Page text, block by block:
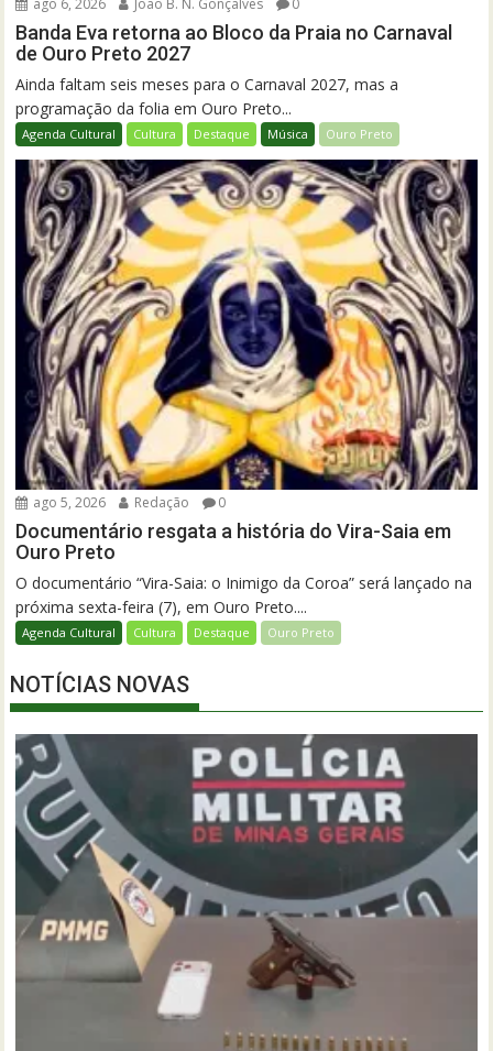
ago 6, 2026 João B. N. Gonçalves 0
Banda Eva retorna ao Bloco da Praia no Carnaval
de Ouro Preto 2027
Ainda faltam seis meses para o Carnaval 2027, mas a
programação da folia em Ouro Preto...
Agenda Cultural Cultura Destaque Música Ouro Preto
ago 5, 2026 Redação 0
Documentário resgata a história do Vira-Saia em
Ouro Preto
O documentário “Vira-Saia: o Inimigo da Coroa” será lançado na
próxima sexta-feira (7), em Ouro Preto....
Agenda Cultural Cultura Destaque Ouro Preto
NOTÍCIAS NOVAS